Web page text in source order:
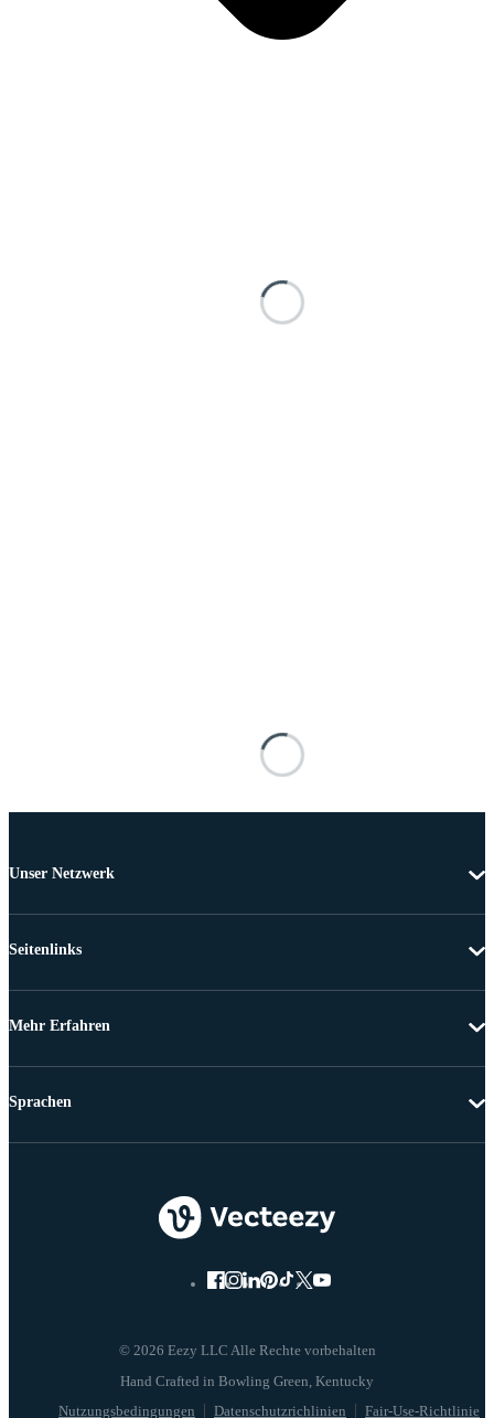
Unser Netzwerk
Seitenlinks
Mehr Erfahren
© 2026 Eezy LLC Alle Rechte vorbehalten
Nutzungsbedingungen Datenschutzrichlinien Fair-Use-Richtlinie
Sprachen